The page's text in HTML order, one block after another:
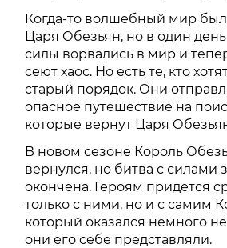
Когда-то волшебный мир
Царя Обезьян, но в один
силы ворвались в мир и
сеют хаос. Но есть те, кто
старый порядок. Они
опасное путешествие на
которые вернут Царя
В новом сезоне Король
вернулся, но битва с силами
окончена. Героям придется
только с ними, но и с самим
который оказался немного
они его себе представляли.